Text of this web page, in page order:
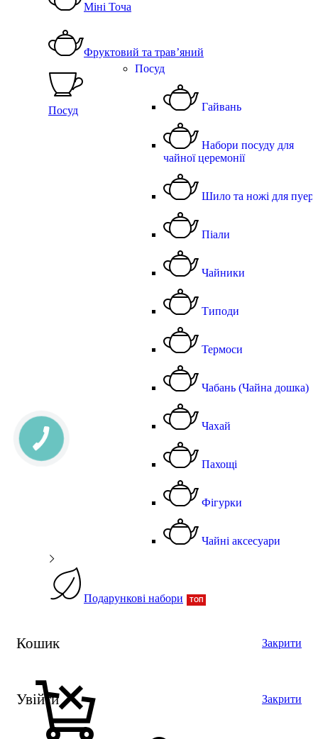
Міні Точа
Фруктовий та трав’яний
Посуд
Посуд
Гайвань
Набори посуду для
чайної церемонії
Шило та ножі для
Піали
Чайники
Типоди
Термоси
Чабань (Чайна дошка)
Чахай
Пахощі
Фігурки
Чайні аксесуари
Подарункові набори ТОП
Кошик Закрити
Увійти Закрити